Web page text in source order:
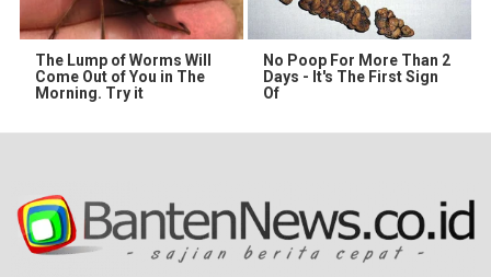
The Lump of Worms Will
Come Out of You in The
Morning. Try it
No Poop For More Than 2
Days - It's The First Sign
Of